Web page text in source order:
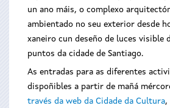
un ano máis, o complexo
ambientado no seu exterior desde
xaneiro cun deseño de luces visible
puntos da cidade de Santiago.
As entradas para as diferentes
dispoñibles a partir de mañá
través da web da Cidade da Cultura,